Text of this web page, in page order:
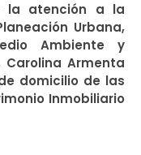
la atención a la
Urbana,
Ambiente y
Carolina Armenta
domicilio de las
Inmobiliario